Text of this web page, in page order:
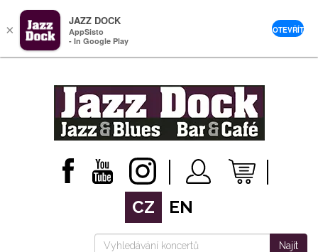
CZ EN
Najít
×
JAZZ DOCK
AppSisto
- In Google Play
OTEVŘÍT